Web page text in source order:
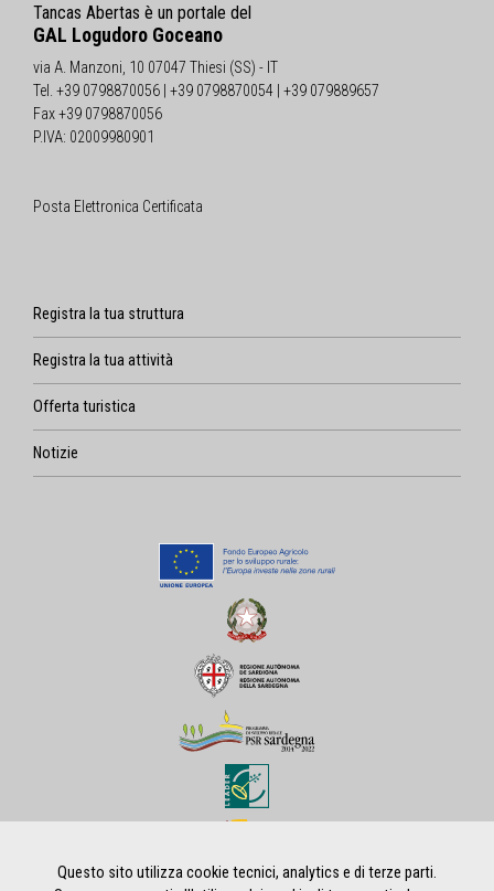
Tancas Abertas è un portale del
GAL Logudoro Goceano
via A. Manzoni, 10 07047 Thiesi (SS) - IT
Tel. +39 0798870056 | +39 0798870054 | +39 079889657
Fax +39 0798870056
P.IVA: 02009980901
Posta Elettronica Certificata
Registra la tua struttura
Registra la tua attività
Offerta turistica
Notizie
Questo sito utilizza cookie tecnici, analytics e di terze parti.